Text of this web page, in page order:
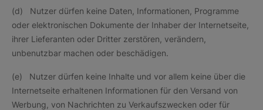
(d) Nutzer dürfen keine Daten, Informationen, Programme
oder elektronischen Dokumente der Inhaber der Internetseite,
ihrer Lieferanten oder Dritter zerstören, verändern,
unbenutzbar machen oder beschädigen.
(e) Nutzer dürfen keine Inhalte und vor allem keine über die
Internetseite erhaltenen Informationen für den Versand von
Werbung, von Nachrichten zu Verkaufszwecken oder für